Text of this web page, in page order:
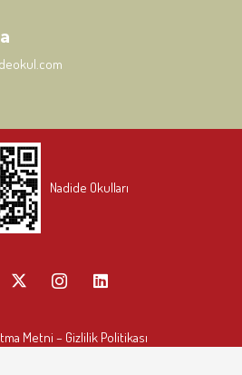
Nadide Okulları
Metni – Gizlilik Politikası